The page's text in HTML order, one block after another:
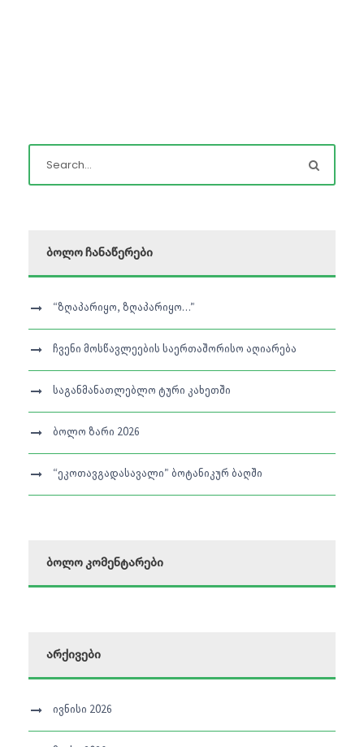
ბოლო ჩანაწერები
“ზღაპარიყო, ზღაპარიყო…”
ჩვენი მოსწავლეების საერთაშორისო აღიარება
საგანმანათლებლო ტური კახეთში
ბოლო ზარი 2026
“ეკოთავგადასავალი” ბოტანიკურ ბაღში
ბოლო კომენტარები
არქივები
ივნისი 2026